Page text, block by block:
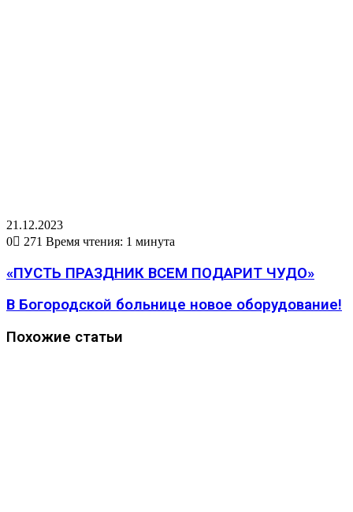
21.12.2023
0
271 Время чтения: 1 минута
«ПУСТЬ ПРАЗДНИК ВСЕМ ПОДАРИТ ЧУДО»
В Богородской больнице новое оборудование!
Похожие статьи